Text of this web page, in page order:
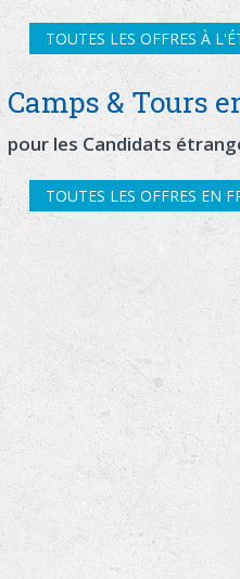
TOUTES LES OFFRES À
Camps & Tours
pour les Candidats
TOUTES LES OFFRES EN